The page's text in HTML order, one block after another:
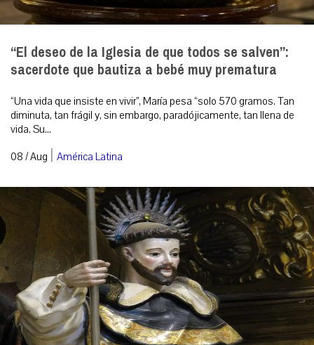
“El deseo de la Iglesia de que todos se salven”:
sacerdote que bautiza a bebé muy prematura
“Una vida que insiste en vivir”, María pesa “solo 570 gramos. Tan
diminuta, tan frágil y, sin embargo, paradójicamente, tan llena de
vida. Su...
08 / Aug | América Latina